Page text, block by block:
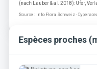
(nach Lauber & al. 2018): Ufer,
Source : Info Flora Schweiz -
Espèces proches